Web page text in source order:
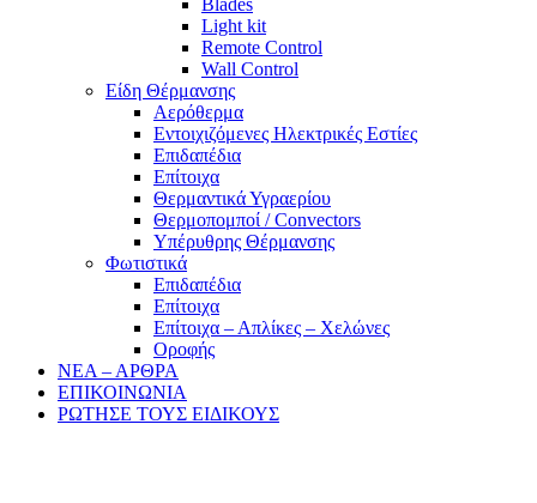
Light kit
Remote Control
Wall Control
Είδη Θέρμανσης
Αερόθερμα
Εντοιχιζόμενες Ηλεκτρικές Εστίες
Επιδαπέδια
Επίτοιχα
Θερμαντικά Υγραερίου
Θερμοπομποί / Convectors
Υπέρυθρης Θέρμανσης
Φωτιστικά
Επιδαπέδια
Επίτοιχα
Επίτοιχα – Απλίκες – Χελώνες
Οροφής
ΝΕΑ – ΑΡΘΡΑ
ΕΠΙΚΟΙΝΩΝΙΑ
ΡΩΤΗΣΕ ΤΟΥΣ ΕΙΔΙΚΟΥΣ